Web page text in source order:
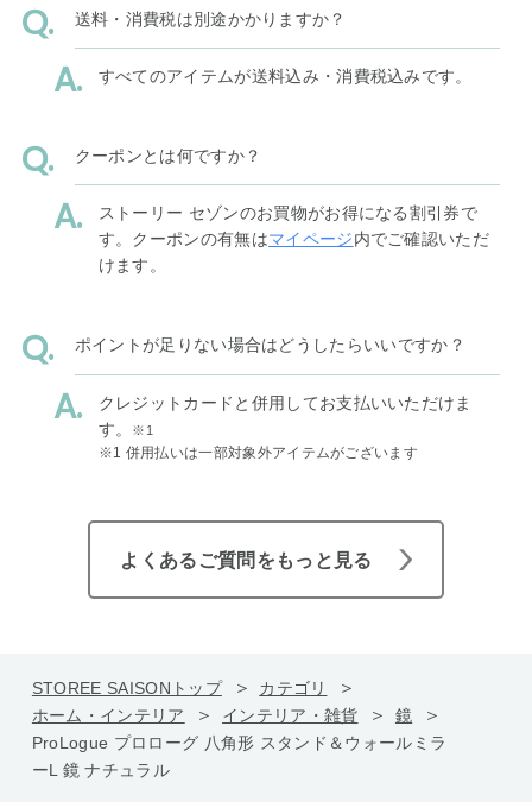
送料・消費税は別途かかりますか？
すべてのアイテムが送料込み・消費税込みです。
クーポンとは何ですか？
ストーリー セゾンのお買物がお得になる割引券で
す。クーポンの有無はマイページ内でご確認いただ
けます。
ポイントが足りない場合はどうしたらいいですか？
クレジットカードと併用してお支払いいただけま
す。
※1
※1 併用払いは一部対象外アイテムがございます
よくあるご質問をもっと見る
STOREE SAISONトップ
カテゴリ
ホーム・インテリア
インテリア・雑貨
鏡
ProLogue プロローグ 八角形 スタンド＆ウォールミラ
ーL 鏡 ナチュラル